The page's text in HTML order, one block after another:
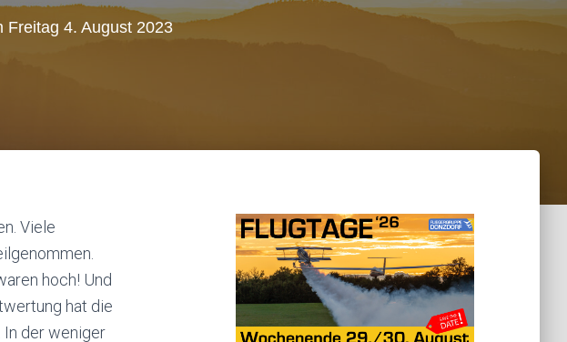
Freitag 4. August 2023
Viele
hoch! Und
hat die
In der weniger